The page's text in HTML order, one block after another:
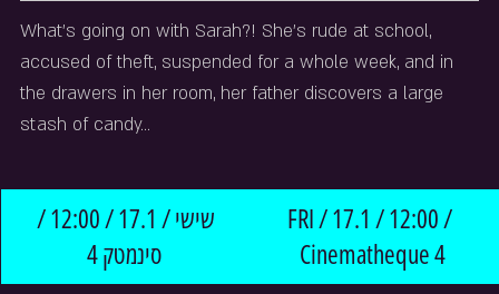
What's going on with Sarah?! She's rude at school,
accused of theft, suspended for a whole week, and in
the drawers in her room, her father discovers a large
stash of candy...
שישי / 17.1 / 12:00 /
סינמטק 4
FRI / 17.1 / 12:00 /
Cinematheque 4